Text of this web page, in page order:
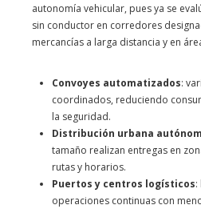
autonomía vehicular, pues ya se
sin conductor en corredores
mercancías a larga distancia y en
Convoyes automatizados:
coordinados, reduciendo
la seguridad.
Distribución urbana
tamaño realizan entregas en
rutas y horarios.
Puertos y centros logísticos
operaciones continuas con